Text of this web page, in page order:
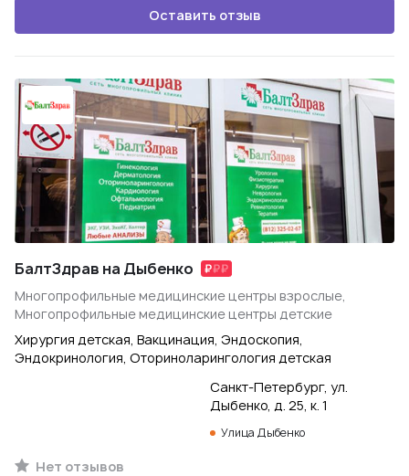
Оставить отзыв
БалтЗдрав на Дыбенко
Многопрофильные медицинские центры взрослые,
Многопрофильные медицинские центры детские
Хирургия детская, Вакцинация, Эндоскопия,
Эндокринология, Оториноларингология детская
Санкт-Петербург, ул.
Дыбенко, д. 25, к. 1
Улица Дыбенко
Нет отзывов